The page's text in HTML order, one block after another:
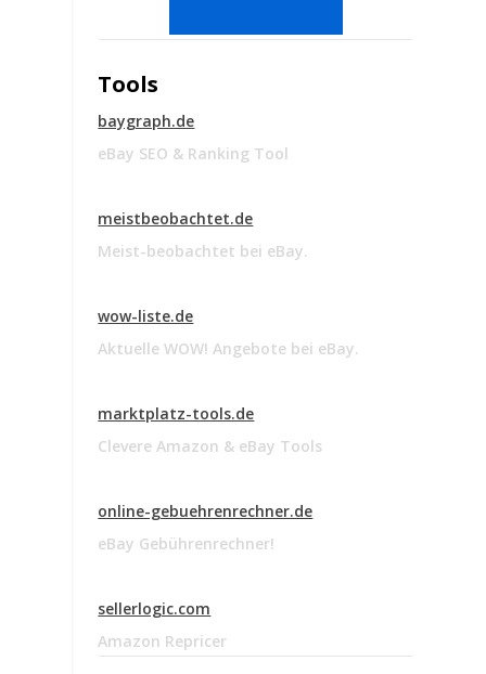
Tools
baygraph.de
eBay SEO & Ranking Tool
meistbeobachtet.de
Meist-beobachtet bei eBay.
wow-liste.de
Aktuelle WOW! Angebote bei eBay.
marktplatz-tools.de
Clevere Amazon & eBay Tools
online-gebuehrenrechner.de
eBay Gebührenrechner!
sellerlogic.com
Amazon Repricer